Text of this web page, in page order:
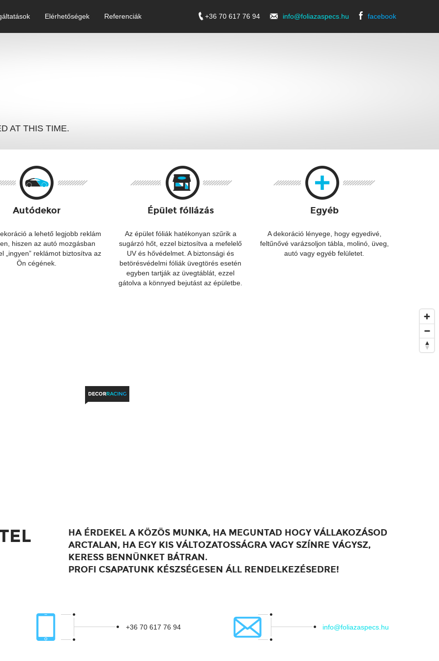
Elérhetőségek Referenciák +36 70 617 76 94 info@foliazaspecs.hu facebook
AT THIS TIME.
Autódekor
a lehető legjobb reklám
hiszen az autó mozgásban
„ingyen” reklámot biztosítva az
Ön cégének.
Épület fóliázás
Az épület fóliák hatékonyan szűrik a
sugárzó hőt, ezzel biztosítva a mefelelő
UV és hővédelmet. A biztonsági és
betörésvédelmi fóliák üvegtörés esetén
egyben tartják az üvegtáblát, ezzel
gátolva a könnyed bejutást az épületbe.
Egyéb
A dekoráció lényege, hogy egyedivé,
feltűnővé varázsoljon tábla, molinó, üveg,
autó vagy egyéb felületet.
HA ÉRDEKEL A KÖZÖS MUNKA, HA MEGUNTAD HOGY VÁLLAKOZÁSOD
ARCTALAN, HA EGY KIS VÁLTOZATOSSÁGRA VAGY SZÍNRE VÁGYSZ,
KERESS BENNÜNKET BÁTRAN.
PROFI CSAPATUNK KÉSZSÉGESEN ÁLL RENDELKEZÉSEDRE!
+36 70 617 76 94 info@foliazaspecs.hu